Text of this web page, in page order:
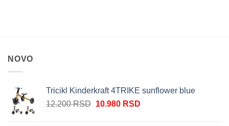
NOVO
Tricikl Kinderkraft 4TRIKE sunflower blue
12.200RSD Originalna
10.980 RSDTrenutna